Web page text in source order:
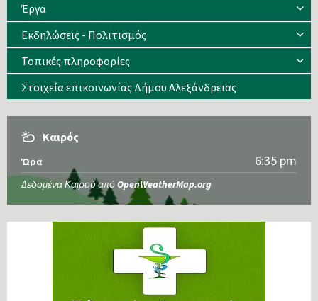
Έργα
Εκδηλώσεις - Πολιτισμός
Τοπικές πληροφορίες
Στοιχεία επικοινωνίας Δήμου Αλεξάνδρειας
Καιρός
Ώρα 6:35 pm
Δεδομένα Καιρού από OpenWeatherMap.org